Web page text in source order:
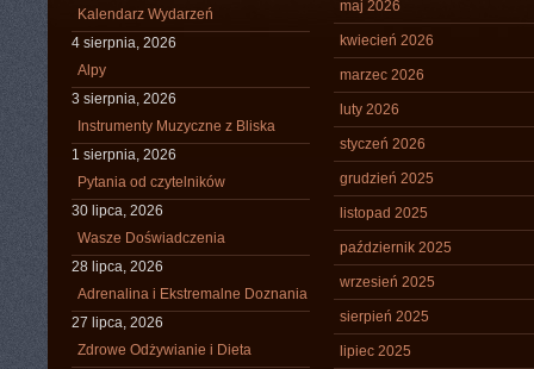
Kalendarz Wydarzeń
4 sierpnia, 2026
Alpy
3 sierpnia, 2026
Instrumenty Muzyczne z Bliska
1 sierpnia, 2026
Pytania od czytelników
30 lipca, 2026
Wasze Doświadczenia
28 lipca, 2026
Adrenalina i Ekstremalne Doznania
27 lipca, 2026
Zdrowe Odżywianie i Dieta
maj 2026
kwiecień 2026
marzec 2026
luty 2026
styczeń 2026
grudzień 2025
listopad 2025
październik 2025
wrzesień 2025
sierpień 2025
lipiec 2025